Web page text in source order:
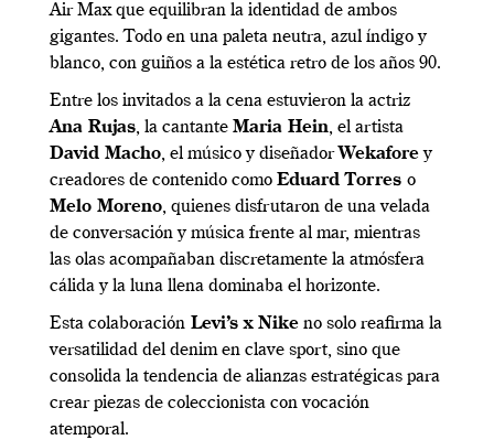
Air Max que equilibran la identidad de ambos
gigantes. Todo en una paleta neutra, azul índigo y
blanco, con guiños a la estética retro de los años 90.
Entre los invitados a la cena estuvieron la actriz
Ana Rujas, la cantante Maria Hein, el artista
David Macho, el músico y diseñadorWekaforey
creadores de contenido como Eduard Torres o
Melo Moreno, quienes disfrutaron de una velada
de conversación y música frente al mar, mientras
las olas acompañaban discretamente la atmósfera
cálida y la luna llena dominaba el horizonte.
Esta colaboración Levi’s x Nike no solo reafirma la
versatilidad del denim en clave sport, sino que
consolida la tendencia de alianzas estratégicas para
crear piezas de coleccionista con vocación
atemporal.